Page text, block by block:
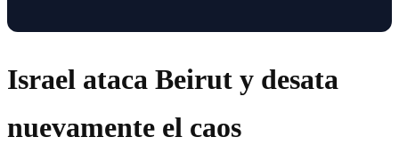
Israel ataca Beirut y desata
nuevamente el caos